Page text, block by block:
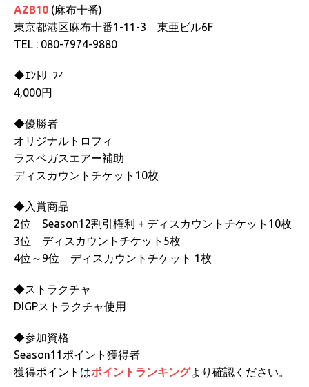
AZB10 (麻布十番)
東京都港区麻布十番1-11-3 東亜ビル6F
TEL : 080-7974-9880
◆ｴﾝﾄﾘｰﾌｨｰ
4,000円
◆優勝者
オリジナルトロフィ
ラスベガスエアー補助
ディスカウントチケット10枚
◆入賞商品
2位 Season12割引権利 + ディスカウントチケット10枚
3位 ディスカウントチケット5枚
4位～9位 ディスカウントチケット 1枚
◆ストラクチャ
DIGPストラクチャ使用
◆参加資格
Season11ポイント獲得者
獲得ポイントはポイントランキングより確認ください。